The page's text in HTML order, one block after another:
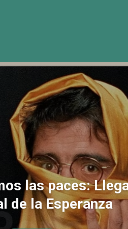
las paces:
de la Esperanza